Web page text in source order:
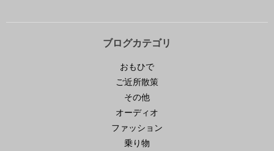
ブログカテゴリ
おもひで
ご近所散策
その他
オーディオ
ファッション
乗り物